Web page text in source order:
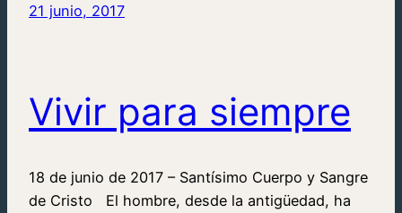
21 junio, 2017
Vivir para siempre
18 de junio de 2017 – Santísimo Cuerpo y Sangre
de Cristo El hombre, desde la antigüedad, ha